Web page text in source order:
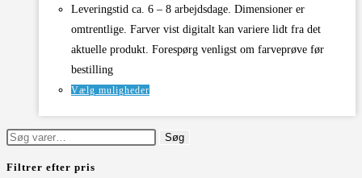
var:
1.329 kr..
er:
1.229 kr..
Leveringstid ca. 6 – 8 arbejdsdage. Dimensioner er
omtrentlige. Farver vist digitalt kan variere lidt fra det
aktuelle produkt. Forespørg venligst om farveprøve før
bestilling
Vælg muligheder
har
flere
Søg
Søg
Filtrer efter pris